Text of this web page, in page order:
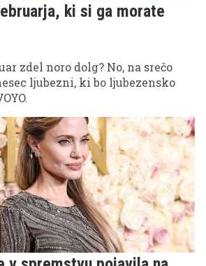
ki si ga morate
zdel noro dolg? No, na srečo
ljubezni, ki bo ljubezensko